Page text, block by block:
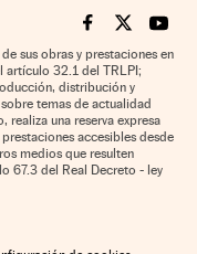
Cinco Días en
Cinco Días
Cinco
sus obras y prestaciones en
artículo 32.1 del TRLPI;
distribución y
temas de actualidad
realiza una reserva expresa
accesibles desde
medios que resulten
67.3 del Real Decreto - ley